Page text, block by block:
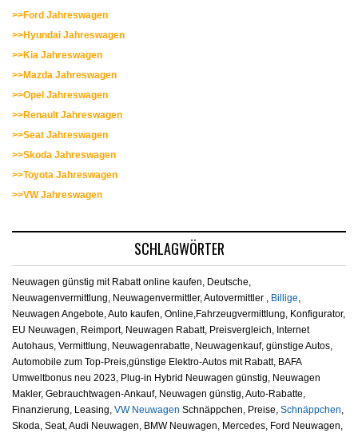
>>Ford Jahreswagen
>>Hyundai Jahreswagen
>>Kia Jahreswagen
>>Mazda Jahreswagen
>>Opel Jahreswagen
>>Renault Jahreswagen
>>Seat Jahreswagen
>>Skoda Jahreswagen
>>Toyota Jahreswagen
>>VW Jahreswagen
SCHLAGWÖRTER
Neuwagen günstig mit Rabatt online kaufen, Deutsche,
Neuwagenvermittlung, Neuwagenvermittler, Autovermittler , Billige
Neuwagen Angebote, Auto kaufen, Online,Fahrzeugvermittlung, Konfigurator,
EU Neuwagen, Reimport, Neuwagen Rabatt, Preisvergleich, Internet
Autohaus, Vermittlung, Neuwagenrabatte, Neuwagenkauf, günstige Autos,
Automobile zum Top-Preis,günstige Elektro-Autos mit Rabatt, BAFA
Umweltbonus neu 2023, Plug-in Hybrid Neuwagen günstig, Neuwagen
Makler, Gebrauchtwagen-Ankauf, Neuwagen günstig, Auto-Rabatte,
Finanzierung, Leasing, VW Neuwagen Schnäppchen, Preise, Schnäppchen
Skoda, Seat, Audi Neuwagen, BMW Neuwagen, Mercedes, Ford Neuwagen,